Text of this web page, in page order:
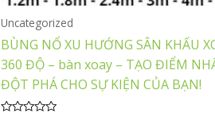
Uncategorized
BÙNG NỔ XU HƯỚNG SÂN KHẤU
360 ĐỘ – bàn xoay – TẠO ĐIỂM
ĐỘT PHÁ CHO SỰ KIỆN CỦA BẠN!